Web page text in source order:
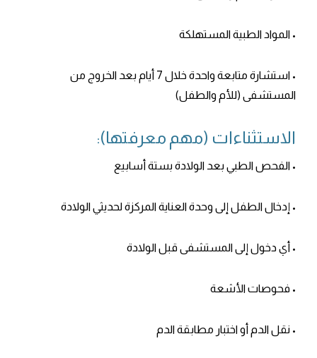
• المواد الطبية المستهلكة
• استشارة متابعة واحدة خلال 7 أيام بعد الخروج من
المستشفى (للأم والطفل)
الاستثناءات (مهم معرفتها):
• الفحص الطبي بعد الولادة بستة أسابيع
• إدخال الطفل إلى وحدة العناية المركزة لحديثي الولادة
• أي دخول إلى المستشفى قبل الولادة
• فحوصات الأشعة
• نقل الدم أو اختبار مطابقة الدم